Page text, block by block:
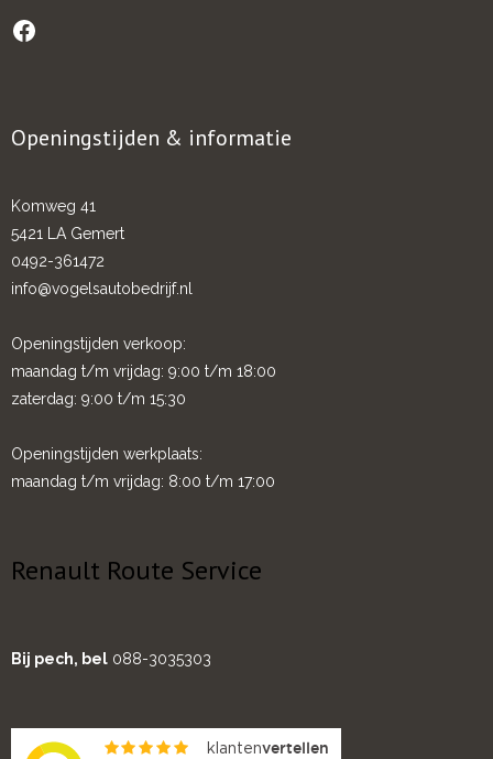
Openingstijden & informatie
Komweg 41
5421 LA Gemert
0492-361472
info@vogelsautobedrijf.nl
Openingstijden verkoop:
maandag t/m vrijdag: 9:00 t/m 18:00
zaterdag: 9:00 t/m 15:30
Openingstijden werkplaats:
maandag t/m vrijdag: 8:00 t/m 17:00
Renault Route Service
Bij pech, bel 088-3035303